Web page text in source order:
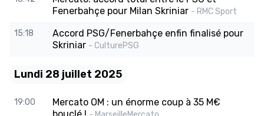
Fenerbahçe pour Milan Skriniar - RMC Sport
15:18
Accord PSG/Fenerbahçe enfin finalisé pour
Skriniar - CulturePSG
Lundi 28 juillet 2025
19:00
Mercato OM : un énorme coup à 35 M€